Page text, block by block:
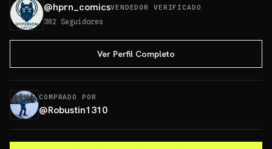
@hprn_comicsVENDEDOR VERIFICADO
302 Seguidores
Ver Perfil Completo
COMPRADO POR
@Robustin1310